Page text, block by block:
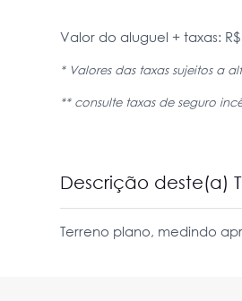
Valor do aluguel + taxas: R$
* Valores das taxas sujeitos a
** consulte taxas de seguro
Descrição deste(a)
Terreno plano, medindo